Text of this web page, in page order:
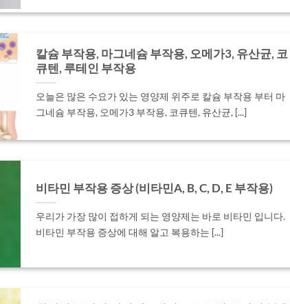
칼슘 부작용, 마그네슘 부작용, 오메가3, 유산균, 코
큐텐, 루테인 부작용
오늘은 많은 수요가 있는 영양제 위주로 칼슘 부작용 부터 마
그네슘 부작용, 오메가3 부작용, 코큐텐, 유산균, [...]
비타민 부작용 증상 (비타민A, B, C, D, E 부작용)
우리가 가장 많이 접하게 되는 영양제는 바로 비타민 입니다.
비타민 부작용 증상에 대해 알고 복용하는 [...]